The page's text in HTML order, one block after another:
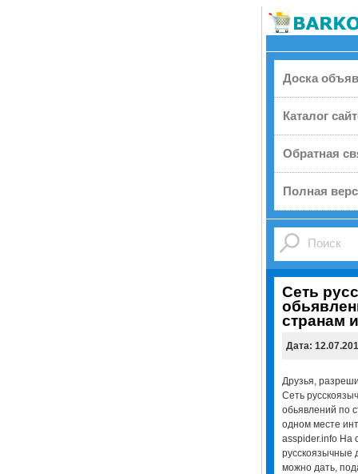
Доска
Каталог
Обратная
Полная
Сеть
странам
Дата:
Друзья,
Сеть
обьявлений по
одном месте
asspider.info На
русскоязычные
можно дать,